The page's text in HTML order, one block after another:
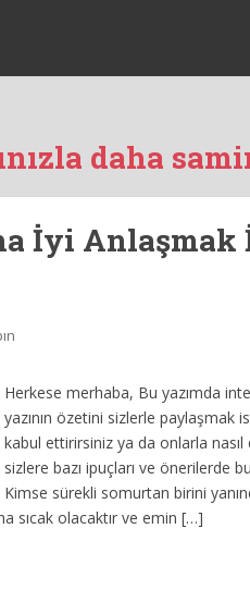
daha
İyi Anlaşmak
Herkese merhaba, Bu yazımda
yazının özetini sizlerle paylaşmak
kabul ettirirsiniz ya da onlarla
sizlere bazı ipuçları ve önerilerde
Kimse sürekli somurtan birini
sıcak olacaktır ve emin […]